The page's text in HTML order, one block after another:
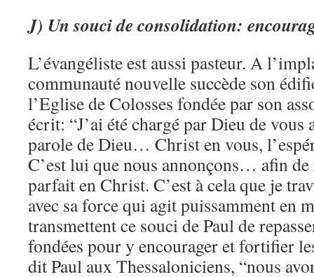
J) Un souci de consolidation:
L’évangéliste est aussi pasteur. A
communauté nouvelle succède son
l’Eglise de Colosses fondée par son
écrit: “J’ai été chargé par Dieu de
parole de Dieu… Christ en vous,
C’est lui que nous annonçons… afin
parfait en Christ. C’est à cela que je
avec sa force qui agit puissamment en
transmettent ce souci de Paul de
fondées pour y encourager et fortifier
dit Paul aux Thessaloniciens, “nous